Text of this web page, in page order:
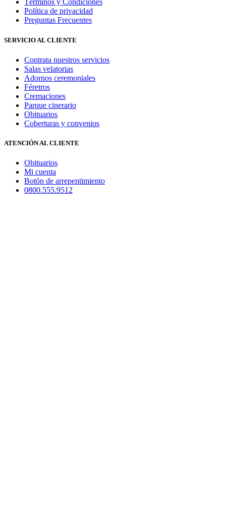
Términos y Condiciones
Política de privacidad
Preguntas Frecuentes
SERVICIO AL CLIENTE
Contrata nuestros servicios
Salas velatorias
Adornos ceremoniales
Féretros
Cremaciones
Parque cinerario
Obituarios
Coberturas y convenios
ATENCIÓN AL CLIENTE
Obituarios
Mi cuenta
Botón de arrepentimiento
0800.555.9512